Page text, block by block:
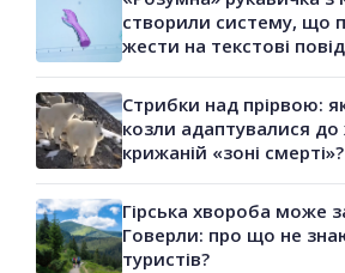
створили систему, що
жести на текстові
Стрибки над прірвою:
козли адаптувалися
крижаній «зоні смерті»?
Гірська хвороба може
Говерли: про що не
туристів?